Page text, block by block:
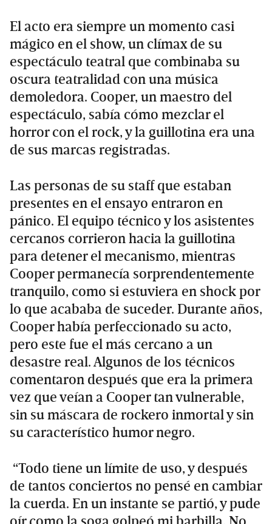
El acto era siempre un momento casi
mágico en el show, un clímax de su
espectáculo teatral que combinaba su
oscura teatralidad con una música
demoledora. Cooper, un maestro del
espectáculo, sabía cómo mezclar el
horror con el rock, y la guillotina era una
de sus marcas registradas.
Las personas de su staff que estaban
presentes en el ensayo entraron en
pánico. El equipo técnico y los asistentes
cercanos corrieron hacia la guillotina
para detener el mecanismo, mientras
Cooper permanecía sorprendentemente
tranquilo, como si estuviera en shock por
lo que acababa de suceder. Durante años,
Cooper había perfeccionado su acto,
pero este fue el más cercano a un
desastre real. Algunos de los técnicos
comentaron después que era la primera
vez que veían a Cooper tan vulnerable,
sin su máscara de rockero inmortal y sin
su característico humor negro.
“Todo tiene un límite de uso, y después
de tantos conciertos no pensé en cambiar
la cuerda. En un instante se partió, y pude